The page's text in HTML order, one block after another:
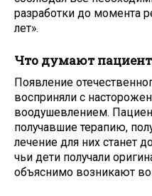
разработки до момента
лет».
Что думают
Появление
восприняли с
воодушевлением.
получавшие терапию,
лечение для них станет
чьи дети получали
объяснимо возникают